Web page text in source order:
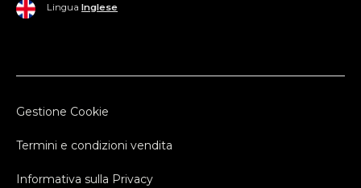
Lingua Inglese
Gestione Cookie
Termini e condizioni vendita
Informativa sulla Privacy